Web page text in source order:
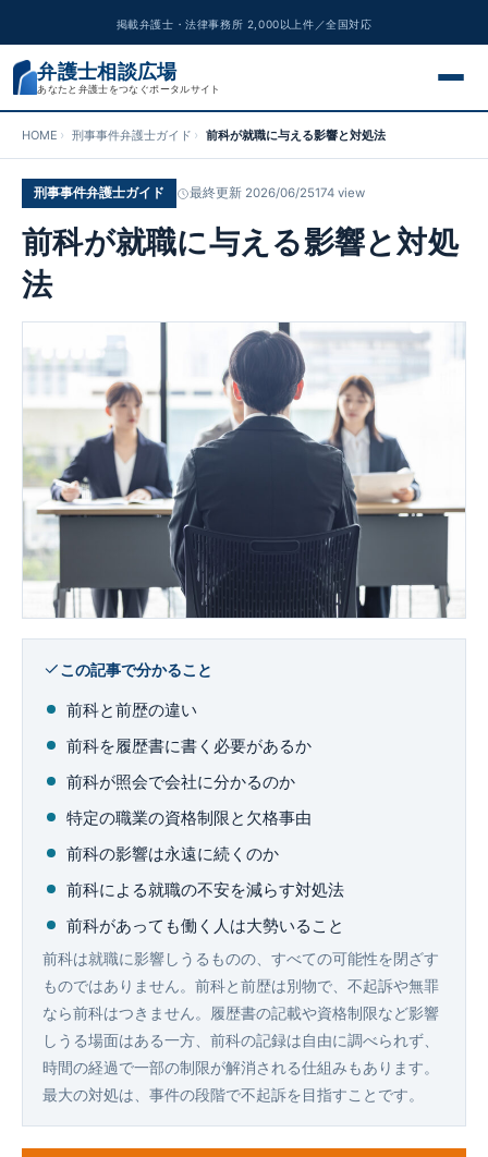
掲載弁護士・法律事務所 2,000以上件／全国対応
弁護士相談広場
あなたと弁護士をつなぐポータルサイト
交通事故
離婚問題
遺産相続
債務整理
刑事事件
労働問題
企業法務
HOME 刑事事件弁護士ガイド 前科が就職に与える影響と対処法
刑事事件弁護士ガイド 最終更新 2026/06/25174 view
前科が就職に与える影響と対処
法
この記事で分かること
前科と前歴の違い
前科を履歴書に書く必要があるか
前科が照会で会社に分かるのか
特定の職業の資格制限と欠格事由
前科の影響は永遠に続くのか
前科による就職の不安を減らす対処法
前科があっても働く人は大勢いること
前科は就職に影響しうるものの、すべての可能性を閉ざす
ものではありません。前科と前歴は別物で、不起訴や無罪
なら前科はつきません。履歴書の記載や資格制限など影響
しうる場面はある一方、前科の記録は自由に調べられず、
時間の経過で一部の制限が解消される仕組みもあります。
最大の対処は、事件の段階で不起訴を目指すことです。